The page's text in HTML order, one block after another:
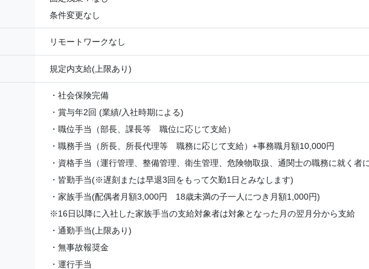
条件変更なし
リモートワークなし
規定内支給(上限あり)
・社会保険完備
・賞与年2回 (業績/入社時期による)
・職位手当（部長、課長等 職位に応じて支給）
・職務手当（所長、所長代理等 職務に応じて支給）+事務職月額10,000円
・資格手当（運行管理、整備管理、衛生管理、危険物取扱、通関士の職務に就く者
・皆勤手当(※遅刻または早退3回をもって欠勤1日とみなします)
・家族手当(配偶者月額3,000円 18歳未満の子一人につき月額1,000円)
※16日以降に入社した家族手当の支給対象者は対象となった月の翌月分から支給
・通勤手当(上限あり)
・無事故報奨金
・運行手当